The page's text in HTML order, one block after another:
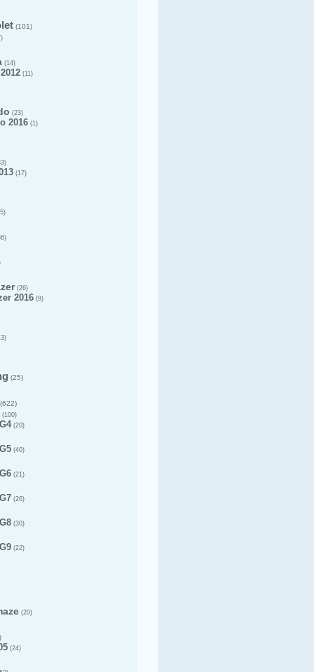
(101)
(14)
(11)
(23)
2016 (1)
(17)
(26)
2016 (9)
(25)
(622)
(100)
(20)
(40)
(21)
(26)
(30)
(22)
(20)
(24)